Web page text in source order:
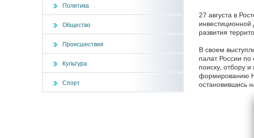
Политика
Общество
Происшествия
Культура
Спорт
27 августа в
инвестиционной
развития
В своем
палат России
поиску, отбору
формированию
остановившись